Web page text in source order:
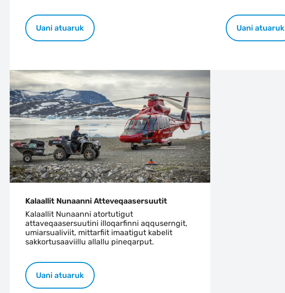
Uani atuaruk Uani atuaruk
Kalaallit Nunaanni Atteveqaasersuutit
Kalaallit Nunaanni atortutigut
attaveqaasersuutini illoqarfinni aqquserngit,
umiarsualiviit, mittarfiit imaatigut kabelit
sakkortusaaviillu allallu pineqarput.
Uani atuaruk